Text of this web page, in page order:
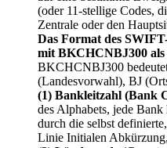
(oder 11-stellige Codes,
Zentrale oder den
Das Format des
mit BKCHCNBJ300 als
BKCHCNBJ300
(Landesvorwahl), BJ
(1) Bankleitzahl (Bank
des Alphabets, jede
durch die selbst
Linie Initialen